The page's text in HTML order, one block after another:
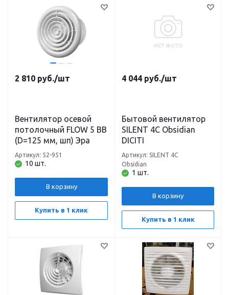
2 810 руб./шт
Вентилятор осевой
потолочный FLOW 5 BB
(D=125 мм, шп) Эра
10 шт.
Артикул: 52-951
В корзину
Купить в 1 клик
4 044 руб./шт
Бытовой вентилятор
SILENT 4C Obsidian
DICITI
1 шт.
Артикул: SILENT 4C
Obsidian
В корзину
Купить в 1 клик